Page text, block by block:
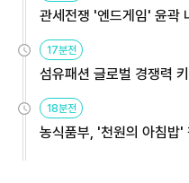
관세전쟁 '엔드게임' 윤곽
용해야
17분전
섬유패션 글로벌 경쟁력
원
18분전
농식품부, '천원의 아침밥